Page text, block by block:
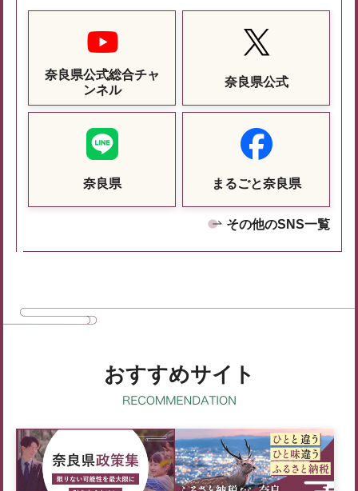
奈良県公式総合チャ
ンネル
奈良県公式
奈良県 まるごと奈良県
その他のSNS一覧
おすすめサイト